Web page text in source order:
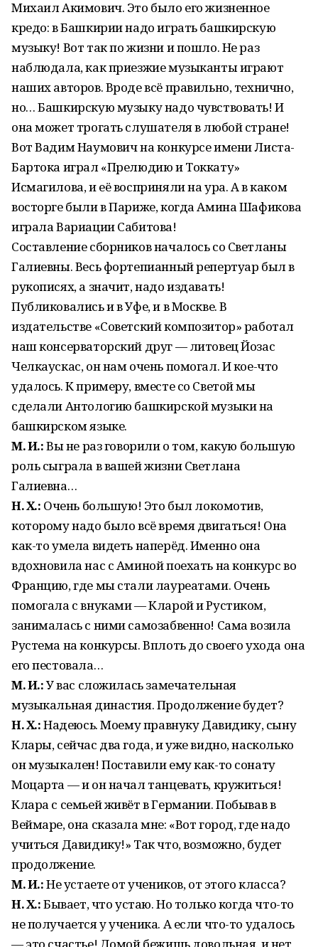
Михаил Акимович. Это было его жизненное
кредо: в Башкирии надо играть башкирскую
музыку! Вот так по жизни и пошло. Не раз
наблюдала, как приезжие музыканты играют
наших авторов. Вроде всё правильно, технично,
но… Башкирскую музыку надо чувствовать! И
она может трогать слушателя в любой стране!
Вот Вадим Наумович на конкурсе имени Листа-
Бартока играл «Прелюдию и Токкату»
Исмагилова, и её восприняли на ура. А в каком
восторге были в Париже, когда Амина Шафикова
играла Вариации Сабитова!
Составление сборников началось со Светланы
Галиевны. Весь фортепианный репертуар был в
рукописях, а значит, надо издавать!
Публиковались и в Уфе, и в Москве. В
издательстве «Советский композитор» работал
наш консерваторский друг — литовец Йозас
Челкаускас, он нам очень помогал. И кое-что
удалось. К примеру, вместе со Светой мы
сделали Антологию башкирской музыки на
башкирском языке.
М. И.:Вы не раз говорили о том, какую большую
роль сыграла в вашей жизни Светлана
Галиевна…
Н. Х.: Очень большую! Это был локомотив,
которому надо было всё время двигаться! Она
как-то умела видеть наперёд. Именно она
вдохновила нас с Аминой поехать на конкурс во
Францию, где мы стали лауреатами. Очень
помогала с внуками — Кларой и Рустиком,
занималась с ними самозабвенно! Сама возила
Рустема на конкурсы. Вплоть до своего ухода она
его пестовала…
М. И.:У вас сложилась замечательная
музыкальная династия. Продолжение будет?
Н. Х.:Надеюсь. Моему правнуку Давидику, сыну
Клары, сейчас два года, и уже видно, насколько
он музыкален! Поставили ему как-то сонату
Моцарта — и он начал танцевать, кружиться!
Клара с семьей живёт в Германии. Побывав в
Веймаре, она сказала мне: «Вот город, где надо
учиться Давидику!» Так что, возможно, будет
продолжение.
М. И.:Не устаете от учеников, от этого класса?
Н. Х.:Бывает, что устаю. Но только когда что-то
не получается у ученика. А если что-то удалось